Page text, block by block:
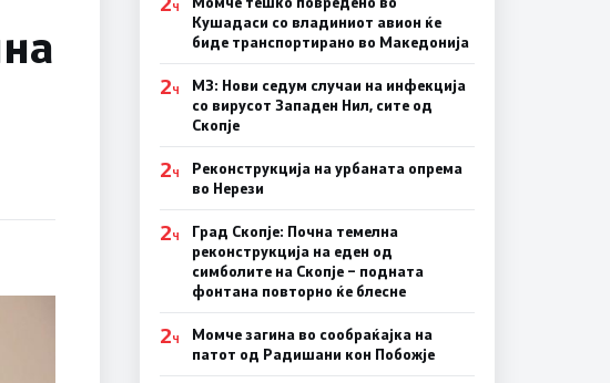
Ч
Кушадаси со владиниот авион ќе
биде транспортирано во Македонија
2Ч
МЗ: Нови седум случаи на инфекција
со вирусот Западен Нил, сите од
Скопје
2Ч
Реконструкција на урбаната опрема
во Нерези
2Ч
Град Скопје: Почна темелна
реконструкција на еден од
симболите на Скопје – подната
фонтана повторно ќе блесне
2Ч
Момче загина во сообраќајка на
патот од Радишани кон Побожје